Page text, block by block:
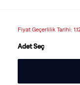
Fiyat Geçerlilik Tarihi:
Adet Seç